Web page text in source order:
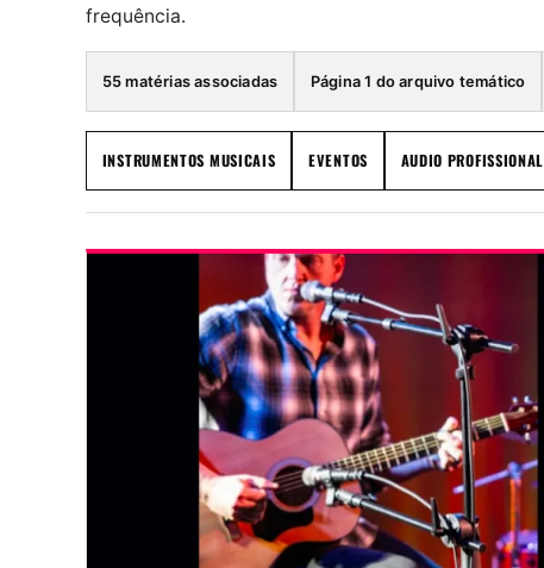
frequência.
55 matérias associadas Página 1 do arquivo temático
INSTRUMENTOS MUSICAIS EVENTOS AUDIO PROFISSIONAL